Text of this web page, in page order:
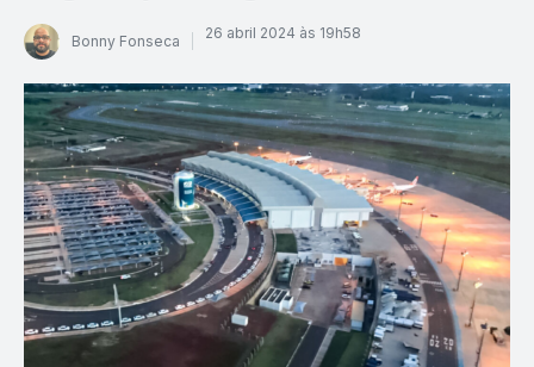
Bonny Fonseca 26 abril 2024 às 19h58